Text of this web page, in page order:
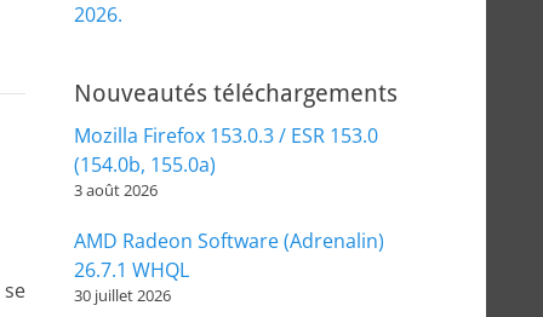
2026.
Nouveautés téléchargements
Mozilla Firefox 153.0.3 / ESR 153.0
(154.0b, 155.0a)
3 août 2026
AMD Radeon Software (Adrenalin)
26.7.1 WHQL
30 juillet 2026